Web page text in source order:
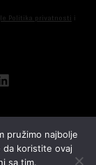
Politika privatnosti i
pružimo najbolje
da koristite ovaj
sa tim.